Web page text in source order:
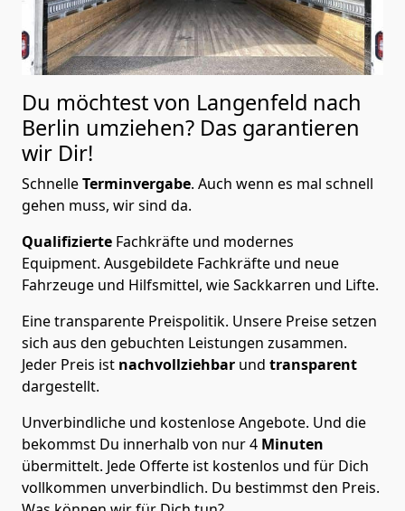
Du möchtest von Langenfeld nach
Berlin umziehen? Das garantieren
wir Dir!
SchnelleTerminvergabe. Auch wenn es mal schnell
gehen muss, wir sind da.
Qualifizierte Fachkräfte und modernes
Equipment. Ausgebildete Fachkräfte und neue
Fahrzeuge und Hilfsmittel, wie Sackkarren und Lifte.
Eine transparente Preispolitik. Unsere Preise setzen
sich aus den gebuchten Leistungen zusammen.
Jeder Preis ist nachvollziehbar und transparent
dargestellt.
Unverbindliche und kostenlose Angebote. Und die
bekommst Du innerhalb von nur4 Minuten
übermittelt. Jede Offerte ist kostenlos und für Dich
vollkommen unverbindlich. Du bestimmst den Preis.